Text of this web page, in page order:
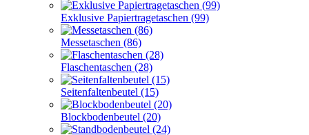
Exklusive Papiertragetaschen (99)
Messetaschen (86)
Flaschentaschen (28)
Seitenfaltenbeutel (15)
Blockbodenbeutel (20)